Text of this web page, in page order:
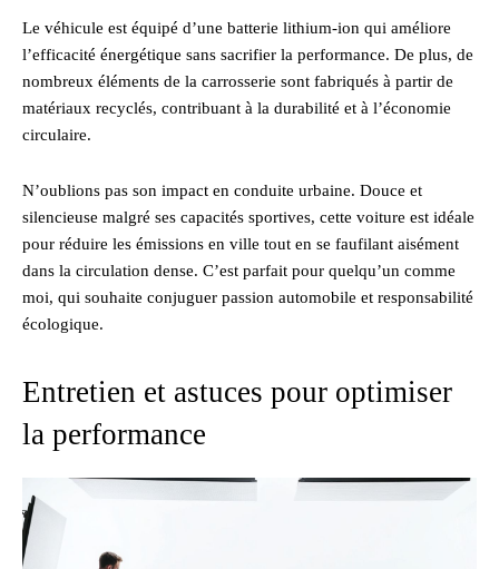
Le véhicule est équipé d’une batterie lithium-ion qui améliore
l’efficacité énergétique sans sacrifier la performance. De plus, de
nombreux éléments de la carrosserie sont fabriqués à partir de
matériaux recyclés, contribuant à la durabilité et à l’économie
circulaire.
N’oublions pas son impact en conduite urbaine. Douce et
silencieuse malgré ses capacités sportives, cette voiture est idéale
pour réduire les émissions en ville tout en se faufilant aisément
dans la circulation dense. C’est parfait pour quelqu’un comme
moi, qui souhaite conjuguer passion automobile et responsabilité
écologique.
Entretien et astuces pour optimiser
la performance